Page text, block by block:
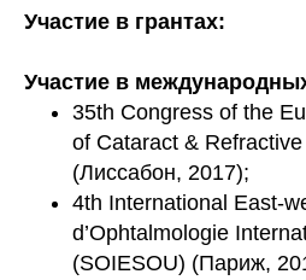
Участие в грантах:
Участие в
35th Congress of the
of Cataract &
(Лиссабон, 2017);
4th International East-
d’Ophtalmologie
(SOIESOU) (Париж,